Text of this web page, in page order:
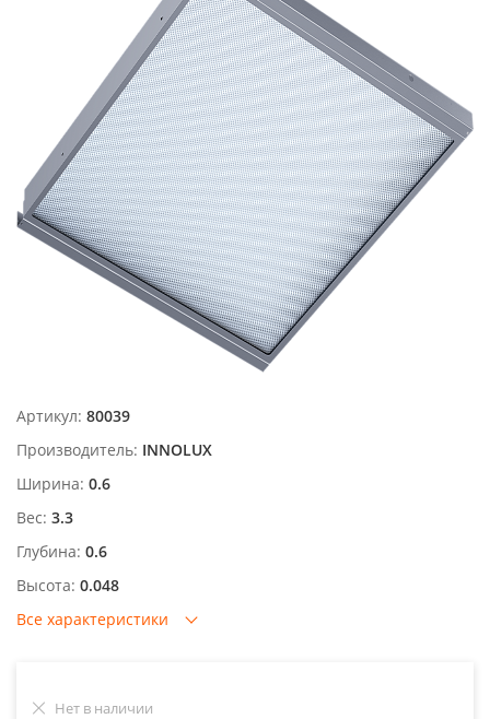
Артикул: 80039
Производитель: INNOLUX
Ширина: 0.6
Вес: 3.3
Глубина: 0.6
Высота: 0.048
Все характеристики
Нет в наличии